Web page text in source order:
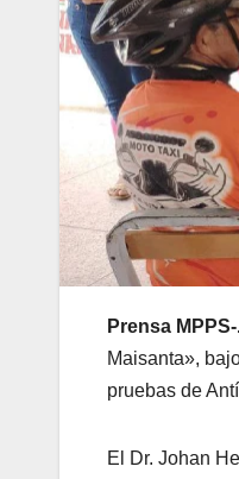
Prensa
Maisanta»,
pruebas de
El Dr. Johan